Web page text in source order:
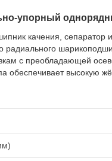
упорный
качения, сепаратор
радиального
с преобладающей
обеспечивает высокую